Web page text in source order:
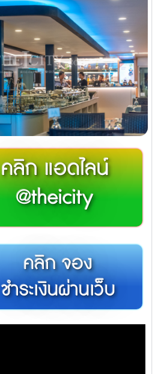
คลิก แอดไลน์
@theicity
คลิก จอง
ชำระเงินผ่านเว็บ